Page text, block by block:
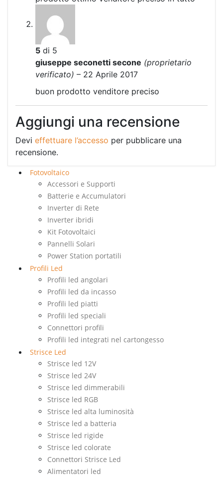
5 di 5
giuseppe seconetti secone (proprietario
verificato) – 22 Aprile 2017
buon prodotto venditore preciso
Aggiungi una recensione
Devi effettuare l’accesso per pubblicare una
recensione.
Fotovoltaico
Accessori e Supporti
Batterie e Accumulatori
Inverter di Rete
Inverter ibridi
Kit Fotovoltaici
Pannelli Solari
Power Station portatili
Profili Led
Profili led angolari
Profili led da incasso
Profili led piatti
Profili led speciali
Connettori profili
Profili led integrati nel cartongesso
Strisce Led
Strisce led 12V
Strisce led 24V
Strisce led dimmerabili
Strisce led RGB
Strisce led alta luminosità
Strisce led a batteria
Strisce led rigide
Strisce led colorate
Connettori Strisce Led
Alimentatori led